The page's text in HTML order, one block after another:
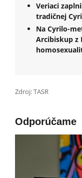
Veriaci
tradičnej
Na Cyrilo-
Arcibiskup z
Zdroj: TASR
Odporúčame